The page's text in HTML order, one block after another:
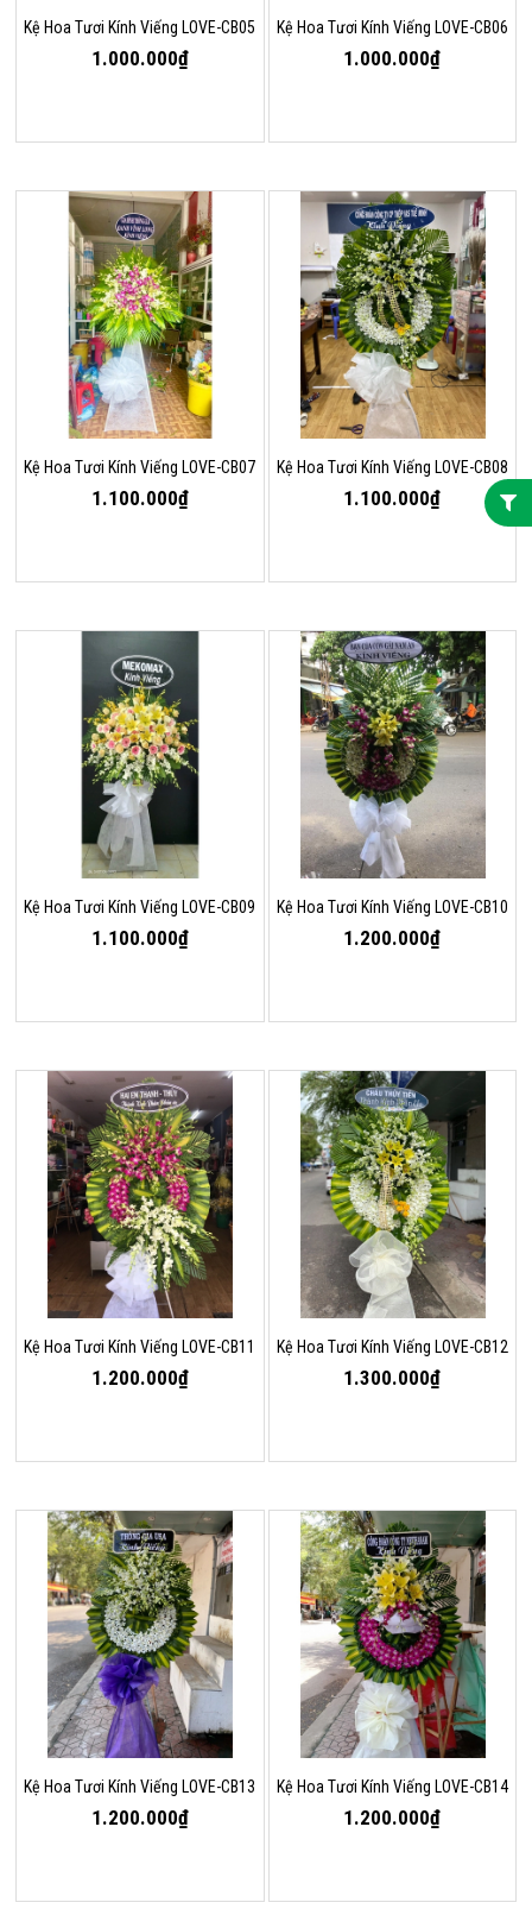
Kệ Hoa Tươi Kính Viếng LOVE-CB05
1.000.000₫
Kệ Hoa Tươi Kính Viếng LOVE-CB06
1.000.000₫
Kệ Hoa Tươi Kính Viếng LOVE-CB07
1.100.000₫
Kệ Hoa Tươi Kính Viếng LOVE-CB08
1.100.000₫
Kệ Hoa Tươi Kính Viếng LOVE-CB09
1.100.000₫
Kệ Hoa Tươi Kính Viếng LOVE-CB10
1.200.000₫
Kệ Hoa Tươi Kính Viếng LOVE-CB11
1.200.000₫
Kệ Hoa Tươi Kính Viếng LOVE-CB12
1.300.000₫
Kệ Hoa Tươi Kính Viếng LOVE-CB13
1.200.000₫
Kệ Hoa Tươi Kính Viếng LOVE-CB14
1.200.000₫